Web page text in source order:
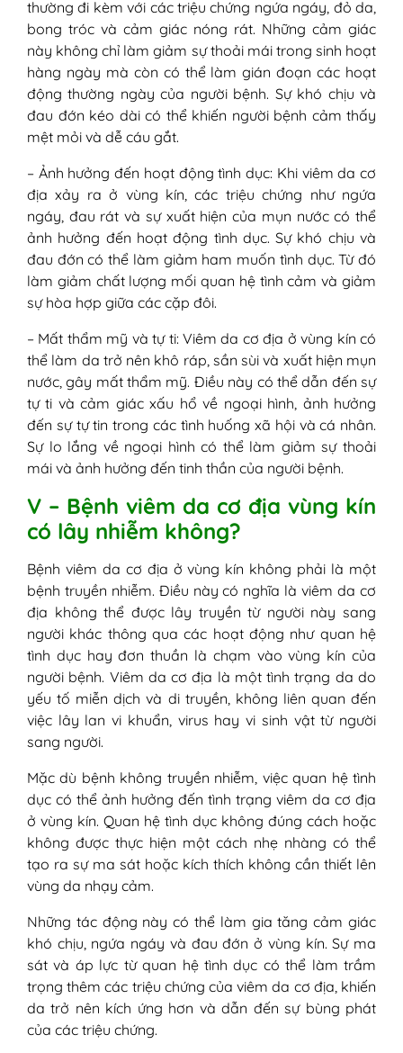
thường đi kèm với các triệu chứng ngứa ngáy, đỏ da,
bong tróc và cảm giác nóng rát. Những cảm giác
này không chỉ làm giảm sự thoải mái trong sinh hoạt
hàng ngày mà còn có thể làm gián đoạn các hoạt
động thường ngày của người bệnh. Sự khó chịu và
đau đớn kéo dài có thể khiến người bệnh cảm thấy
mệt mỏi và dễ cáu gắt.
– Ảnh hưởng đến hoạt động tình dục: Khi viêm da cơ
địa xảy ra ở vùng kín, các triệu chứng như ngứa
ngáy, đau rát và sự xuất hiện của mụn nước có thể
ảnh hưởng đến hoạt động tình dục. Sự khó chịu và
đau đớn có thể làm giảm ham muốn tình dục. Từ đó
làm giảm chất lượng mối quan hệ tình cảm và giảm
sự hòa hợp giữa các cặp đôi.
– Mất thẩm mỹ và tự ti: Viêm da cơ địa ở vùng kín có
thể làm da trở nên khô ráp, sần sùi và xuất hiện mụn
nước, gây mất thẩm mỹ. Điều này có thể dẫn đến sự
tự ti và cảm giác xấu hổ về ngoại hình, ảnh hưởng
đến sự tự tin trong các tình huống xã hội và cá nhân.
Sự lo lắng về ngoại hình có thể làm giảm sự thoải
mái và ảnh hưởng đến tinh thần của người bệnh.
V – Bệnh viêm da cơ địa vùng kín
có lây nhiễm không?
Bệnh viêm da cơ địa ở vùng kín không phải là một
bệnh truyền nhiễm. Điều này có nghĩa là viêm da cơ
địa không thể được lây truyền từ người này sang
người khác thông qua các hoạt động như quan hệ
tình dục hay đơn thuần là chạm vào vùng kín của
người bệnh. Viêm da cơ địa là một tình trạng da do
yếu tố miễn dịch và di truyền, không liên quan đến
việc lây lan vi khuẩn, virus hay vi sinh vật từ người
sang người.
Mặc dù bệnh không truyền nhiễm, việc quan hệ tình
dục có thể ảnh hưởng đến tình trạng viêm da cơ địa
ở vùng kín. Quan hệ tình dục không đúng cách hoặc
không được thực hiện một cách nhẹ nhàng có thể
tạo ra sự ma sát hoặc kích thích không cần thiết lên
vùng da nhạy cảm.
Những tác động này có thể làm gia tăng cảm giác
khó chịu, ngứa ngáy và đau đớn ở vùng kín. Sự ma
sát và áp lực từ quan hệ tình dục có thể làm trầm
trọng thêm các triệu chứng của viêm da cơ địa, khiến
da trở nên kích ứng hơn và dẫn đến sự bùng phát
của các triệu chứng.